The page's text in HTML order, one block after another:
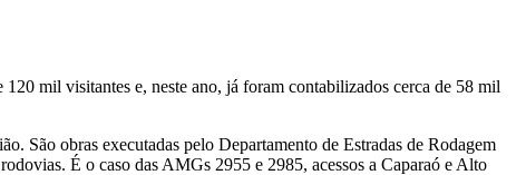
mil visitantes e, neste ano, já foram contabilizados cerca de 58 mil
São obras executadas pelo Departamento de Estradas de Rodagem
É o caso das AMGs 2955 e 2985, acessos a Caparaó e Alto